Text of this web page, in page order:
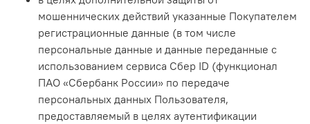
мошеннических действий указанные Покупателем
регистрационные данные (в том числе
персональные данные и данные переданные с
использованием сервиса Сбер ID (функционал
ПАО «Сбербанк России» по передаче
персональных данных Пользователя,
предоставляемый в целях аутентификации